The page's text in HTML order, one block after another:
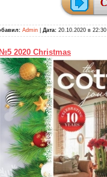
Admin Дата: 20.10.2020 в 22:30
2020 Christmas